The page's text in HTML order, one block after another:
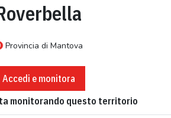
Provincia di Mantova
Accedi e monitora
monitorando questo territorio